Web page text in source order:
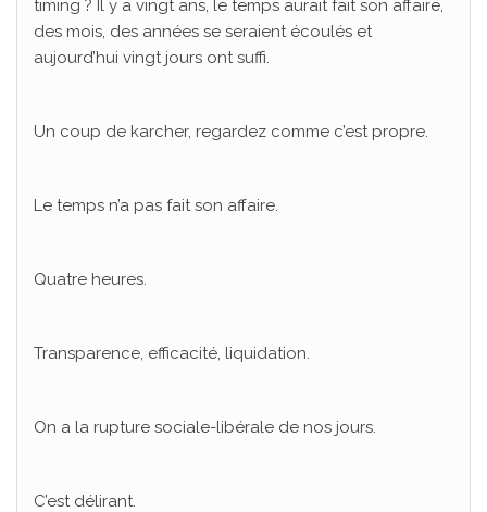
timing ? Il y a vingt ans, le temps aurait fait son affaire,
des mois, des années se seraient écoulés et
aujourd’hui vingt jours ont suffi.
Un coup de karcher, regardez comme c’est propre.
Le temps n’a pas fait son affaire.
Quatre heures.
Transparence, efficacité, liquidation.
On a la rupture sociale-libérale de nos jours.
C’est délirant.